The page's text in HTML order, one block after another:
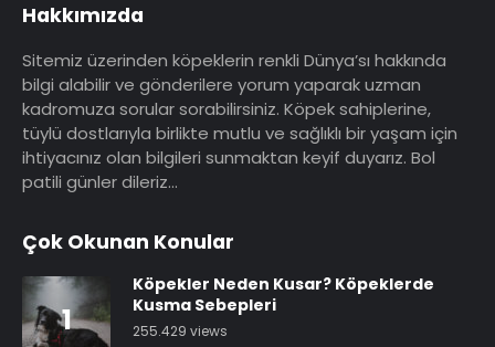
Hakkımızda
Sitemiz üzerinden köpeklerin renkli Dünya’sı hakkında
bilgi alabilir ve gönderilere yorum yaparak uzman
kadromuza sorular sorabilirsiniz. Köpek sahiplerine,
tüylü dostlarıyla birlikte mutlu ve sağlıklı bir yaşam için
ihtiyacınız olan bilgileri sunmaktan keyif duyarız. Bol
patili günler dileriz…
Çok Okunan Konular
1
Köpekler Neden Kusar? Köpeklerde
Kusma Sebepleri
255.429 views